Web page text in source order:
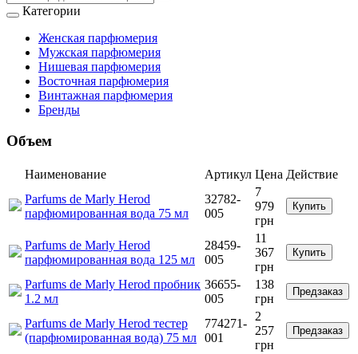
Категории
Женская парфюмерия
Мужская парфюмерия
Нишевая парфюмерия
Восточная парфюмерия
Винтажная парфюмерия
Бренды
Объем
Наименование Артикул Цена Действие
Parfums de Marly Herod
парфюмированная вода 75 мл
32782-
005
7
979
грн
Купить
Parfums de Marly Herod
парфюмированная вода 125 мл
28459-
005
11
367
грн
Купить
Parfums de Marly Herod пробник
1.2 мл
36655-
005
138
грн
Предзаказ
Parfums de Marly Herod тестер
(парфюмированная вода) 75 мл
774271-
001
2
257
грн
Предзаказ